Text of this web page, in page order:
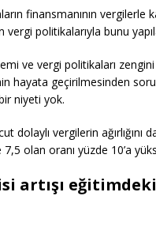
finansmanının vergilerle
politikalarıyla bunu
ve vergi politikaları
hayata geçirilmesinden
niyeti yok.
dolaylı vergilerin ağırlığını
olan oranı yüzde 10’a
artışı